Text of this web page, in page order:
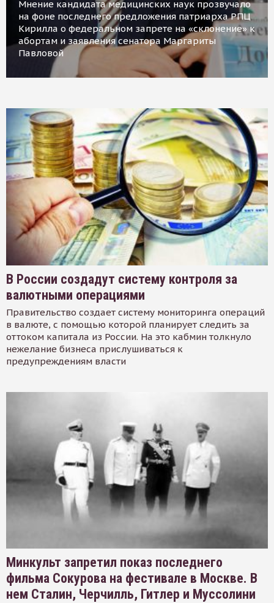
Мнение кандидата медицинских наук прозвучало
на фоне последнего предложения патриарха РПЦ
Кирилла о федеральном запрете на «склонение» к
абортам и заявления сенатора Маргариты
Павловой
В России создадут систему контроля за
валютными операциями
Правительство создает систему мониторинга операций
в валюте, с помощью которой планирует следить за
оттоком капитала из России. На это кабмин толкнуло
нежелание бизнеса прислушиваться к
предупреждениям власти
Минкульт запретил показ последнего
фильма Сокурова на фестивале в Москве. В
нем Сталин, Черчилль, Гитлер и Муссолини